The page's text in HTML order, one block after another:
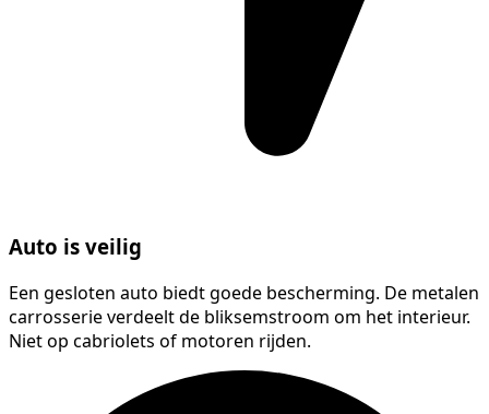
Auto is veilig
Een gesloten auto biedt goede bescherming. De metalen
carrosserie verdeelt de bliksemstroom om het interieur.
Niet op cabriolets of motoren rijden.